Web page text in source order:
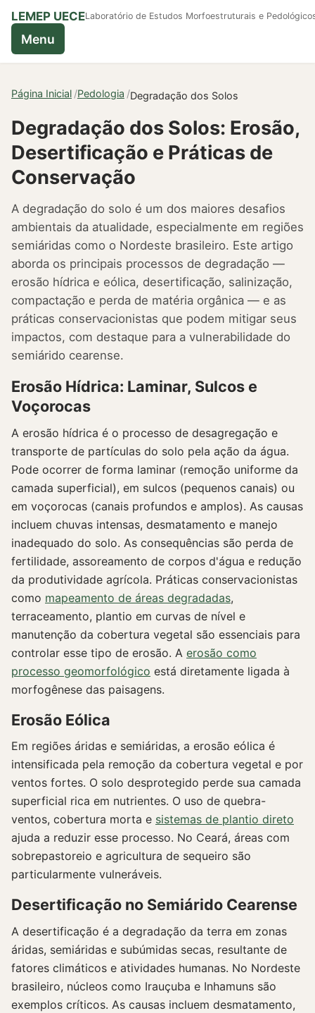
LEMEP UECELaboratório de Estudos Morfoestruturais e
Menu
Página Inicial Pedologia Degradação dos Solos
Degradação dos Solos: Erosão,
Desertificação e Práticas de
Conservação
A degradação do solo é um dos maiores desafios
ambientais da atualidade, especialmente em regiões
semiáridas como o Nordeste brasileiro. Este artigo
aborda os principais processos de degradação —
erosão hídrica e eólica, desertificação, salinização,
compactação e perda de matéria orgânica — e as
práticas conservacionistas que podem mitigar seus
impactos, com destaque para a vulnerabilidade do
semiárido cearense.
Erosão Hídrica: Laminar, Sulcos e
Voçorocas
A erosão hídrica é o processo de desagregação e
transporte de partículas do solo pela ação da água.
Pode ocorrer de forma laminar (remoção uniforme da
camada superficial), em sulcos (pequenos canais) ou
em voçorocas (canais profundos e amplos). As causas
incluem chuvas intensas, desmatamento e manejo
inadequado do solo. As consequências são perda de
fertilidade, assoreamento de corpos d'água e redução
da produtividade agrícola. Práticas conservacionistas
como mapeamento de áreas degradadas,
terraceamento, plantio em curvas de nível e
manutenção da cobertura vegetal são essenciais para
controlar esse tipo de erosão. A erosão como
processo geomorfológico está diretamente ligada à
morfogênese das paisagens.
Erosão Eólica
Em regiões áridas e semiáridas, a erosão eólica é
intensificada pela remoção da cobertura vegetal e por
ventos fortes. O solo desprotegido perde sua camada
superficial rica em nutrientes. O uso de quebra-
ventos, cobertura morta e sistemas de plantio direto
ajuda a reduzir esse processo. No Ceará, áreas com
sobrepastoreio e agricultura de sequeiro são
particularmente vulneráveis.
Desertificação no Semiárido Cearense
A desertificação é a degradação da terra em zonas
áridas, semiáridas e subúmidas secas, resultante de
fatores climáticos e atividades humanas. No Nordeste
brasileiro, núcleos como Irauçuba e Inhamuns são
exemplos críticos. As causas incluem desmatamento,